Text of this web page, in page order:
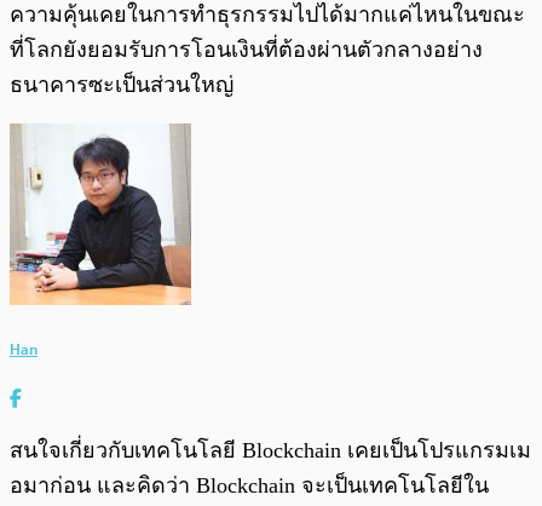
ความคุ้นเคยในการทำธุรกรรมไปได้มากแค่ไหนในขณะ
ที่โลกยังยอมรับการโอนเงินที่ต้องผ่านตัวกลางอย่าง
ธนาคารซะเป็นส่วนใหญ่
Han
สนใจเกี่ยวกับเทคโนโลยี Blockchain เคยเป็นโปรแกรมเม
อมาก่อน และคิดว่า Blockchain จะเป็นเทคโนโลยีใน